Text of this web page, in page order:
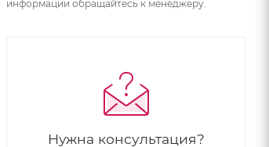
информации обращайтесь к менеджеру.
Нужна консультация?